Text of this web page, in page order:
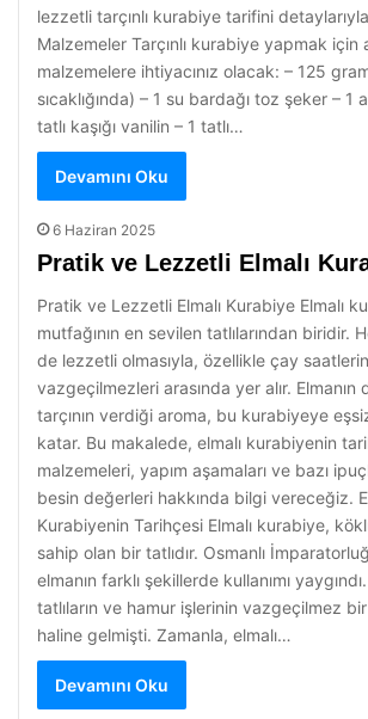
lezzetli tarçınlı kurabiye tarifini
Malzemeler Tarçınlı kurabiye yapmak için
malzemelere ihtiyacınız olacak: – 125
sıcaklığında) – 1 su bardağı toz şeker – 1
tatlı kaşığı vanilin – 1 tatlı…
Devamını Oku
6 Haziran 2025
Pratik ve Lezzetli Elmalı
Pratik ve Lezzetli Elmalı Kurabiye Elmalı
mutfağının en sevilen tatlılarından biridir.
de lezzetli olmasıyla, özellikle çay
vazgeçilmezleri arasında yer alır. Elmanın
tarçının verdiği aroma, bu kurabiyeye
katar. Bu makalede, elmalı kurabiyenin
malzemeleri, yapım aşamaları ve bazı
besin değerleri hakkında bilgi vereceğiz.
Kurabiyenin Tarihçesi Elmalı kurabiye,
sahip olan bir tatlıdır. Osmanlı
elmanın farklı şekillerde kullanımı
tatlıların ve hamur işlerinin vazgeçilmez
haline gelmişti. Zamanla, elmalı…
Devamını Oku